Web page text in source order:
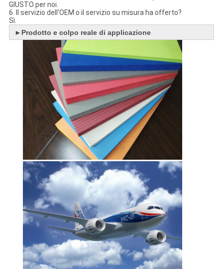
GIUSTO per noi.
6. Il servizio dell'OEM o il servizio su misura ha offerto?
Sì.
► Prodotto e colpo reale di applicazione